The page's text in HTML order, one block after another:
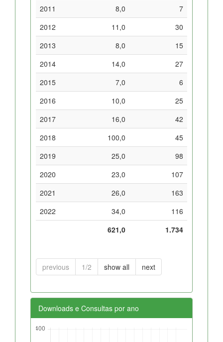
2011
8,0
7
2012
11,0
30
2013
8,0
15
2014
14,0
27
2015
7,0
6
2016
10,0
25
2017
16,0
42
2018
100,0
45
2019
25,0
98
2020
23,0
107
2021
26,0
163
2022
34,0
116
621,0
1.734
previous 1/2 show all next
Downloads e Consultas por ano